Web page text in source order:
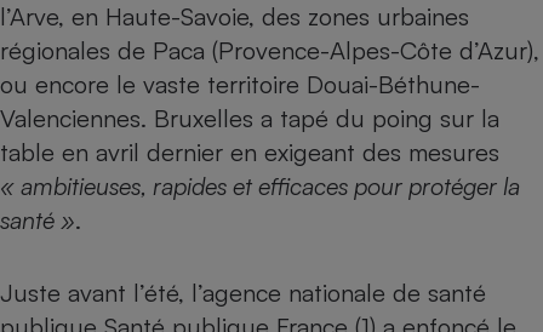
l’Arve, en Haute-Savoie, des zones urbaines
régionales de Paca (Provence-Alpes-Côte d’Azur),
ou encore le vaste territoire Douai-Béthune-
Valenciennes. Bruxelles a tapé du poing sur la
table en avril dernier en exigeant des mesures
« ambitieuses, rapides et efficaces pour protéger la
santé ».
Juste avant l’été, l’agence nationale de santé
bouteille
Banque
Lave-linge
Téléviseur
Matelas
Radiateur électrique
Antimoustique